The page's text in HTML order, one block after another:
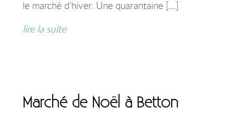
le marché d’hiver. Une quarantaine […]
lire la suite
Marché de Noël à Betton